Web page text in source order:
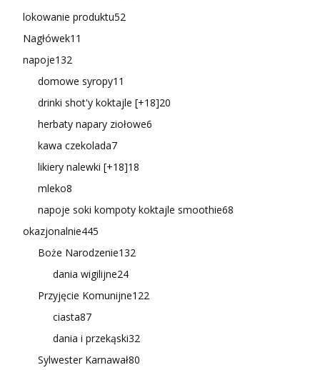
lokowanie produktu52
Nagłówek11
napoje132
domowe syropy11
drinki shot'y koktajle [+18]20
herbaty napary ziołowe6
kawa czekolada7
likiery nalewki [+18]18
mleko8
napoje soki kompoty koktajle smoothie68
okazjonalnie445
Boże Narodzenie132
dania wigilijne24
Przyjęcie Komunijne122
ciasta87
dania i przekąski32
Sylwester Karnawał80